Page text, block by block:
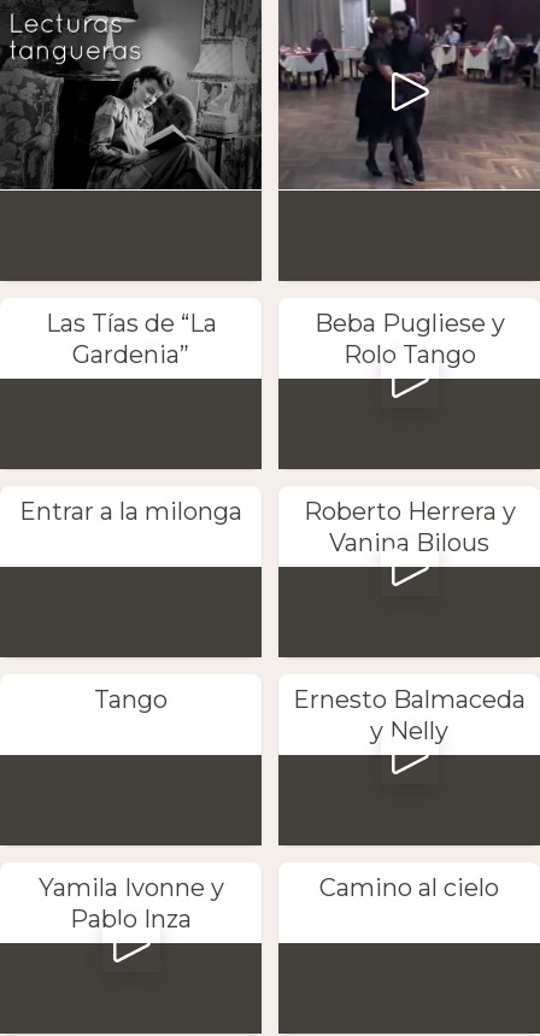
Las Tías de “La
Gardenia”
Beba Pugliese y
Rolo Tango
Entrar a la milonga
Roberto Herrera y
Vanina Bilous
Tango
Ernesto Balmaceda
y Nelly
Yamila Ivonne y
Pablo Inza
Camino al cielo